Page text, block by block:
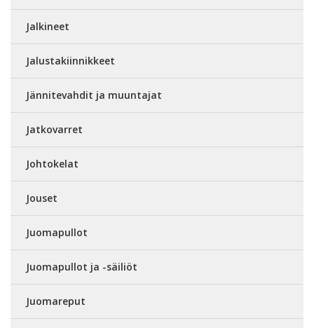
Jalkineet
Jalustakiinnikkeet
Jännitevahdit ja muuntajat
Jatkovarret
Johtokelat
Jouset
Juomapullot
Juomapullot ja -säiliöt
Juomareput